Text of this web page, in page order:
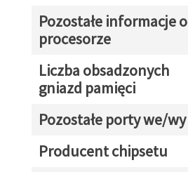
Pozostałe informacje o
procesorze
Liczba obsadzonych
gniazd pamięci
Pozostałe porty we/wy
Producent chipsetu